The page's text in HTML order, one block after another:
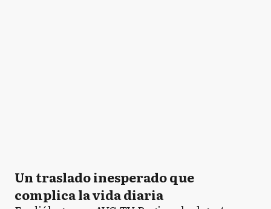
Un traslado inesperado que
complica la vida diaria